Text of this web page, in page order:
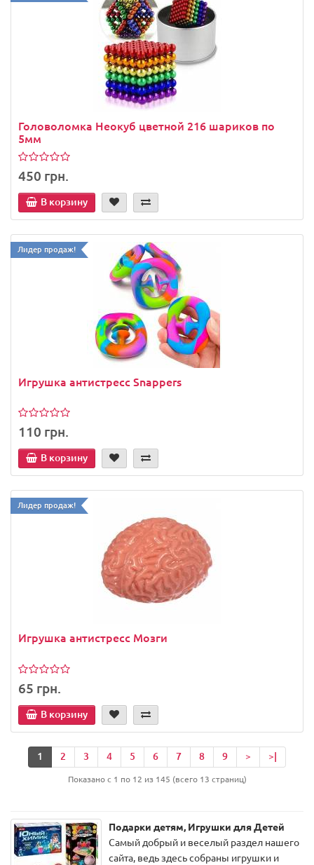
Головоломка Неокуб цветной 216 шариков по
5мм
450 грн.
В корзину
Лидер продаж!
Игрушка антистресс Snappers
110 грн.
В корзину
Лидер продаж!
Игрушка антистресс Мозги
65 грн.
В корзину
1 2 3 4 5 6 7 8 9 > >|
Показано с 1 по 12 из 145 (всего 13 страниц)
Подарки детям, Игрушки для Детей
Самый добрый и веселый раздел нашего
сайта, ведь здесь собраны игрушки и